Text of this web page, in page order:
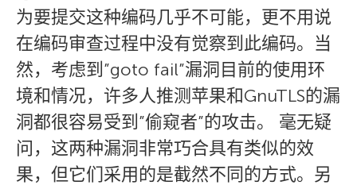
为要提交这种编码几乎不可能，更不用说
在编码审查过程中没有觉察到此编码。当
然，考虑到”goto fail”漏洞目前的使用环
境和情况，许多人推测苹果和GnuTLS的漏
洞都很容易受到”偷窥者”的攻击。 毫无疑
问，这两种漏洞非常巧合具有类似的效
果，但它们采用的是截然不同的方式。另